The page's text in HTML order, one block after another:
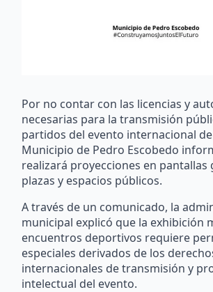
Por no contar con las licencias y
necesarias para la transmisión
partidos del evento internacional
Municipio de Pedro Escobedo
realizará proyecciones en pantallas
plazas y espacios públicos.
A través de un comunicado, la
municipal explicó que la exhibición
encuentros deportivos requiere
especiales derivados de los
internacionales de transmisión y
intelectual del evento.